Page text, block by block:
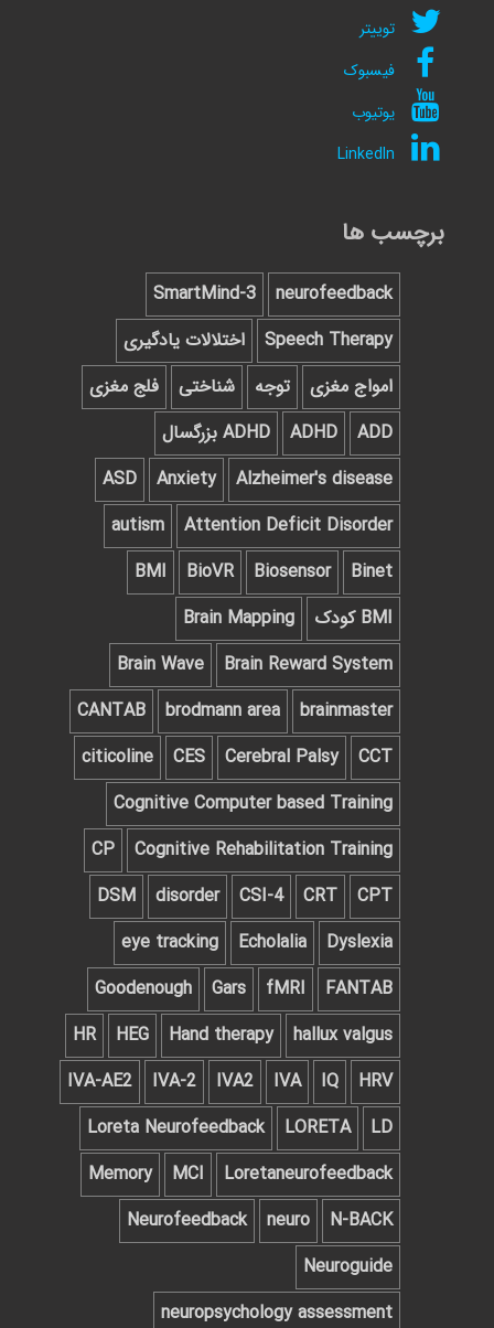
توییتر
فیسبوک
یوتیوب
LinkedIn
برچسب ها
neurofeedback
SmartMind-3
Speech Therapy
اختلالات یادگیری
امواج مغزی
توجه شناختی
فلج مغزی
ADD
ADHD
ADHD بزرگسال
Alzheimer's disease
Anxiety
ASD
Attention Deficit Disorder
autism
Binet
Biosensor
BioVR
BMI
BMI کودک
Brain Mapping
Brain Reward System
Brain Wave
brainmaster
brodmann area
CANTAB
CCT
Cerebral Palsy
CES
citicoline
Cognitive Computer based Training
Cognitive Rehabilitation Training
CP
CPT
CRT
CSI-4
disorder
DSM
Dyslexia
Echolalia
eye tracking
FANTAB
fMRI
Gars
Goodenough
hallux valgus
Hand therapy
HEG
HR
HRV
IQ
IVA
IVA2
IVA-2
IVA-AE2
LD
LORETA
Loreta Neurofeedback
Loretaneurofeedback
MCI
Memory
N-BACK
neuro
Neurofeedback
Neuroguide
neuropsychology assessment